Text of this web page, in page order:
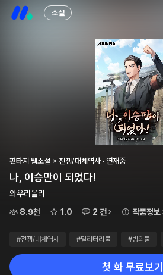
소설
판타지 웹소설 > 전쟁/대체역사 · 연재중
나, 이승만이 되었다!
와우리을리
8.9천
1.0 2 건 작품정보
#전쟁/대체역사 #밀리터리물 #빙의물
첫 화 무료보기